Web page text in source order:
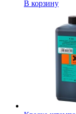
В корзину